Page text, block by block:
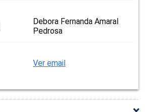
Debora Fernanda Amaral
Pedrosa
Ver email